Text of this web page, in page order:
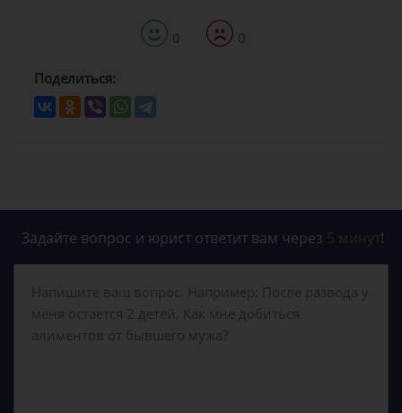
0 0
Поделиться:
Задайте вопрос и юрист ответит вам через 5 минут!